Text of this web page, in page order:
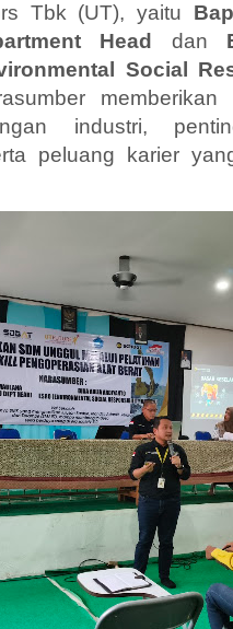
Tbk (UT), yaitu
Head
dan
Social
memberikan
industri,
peluang karier